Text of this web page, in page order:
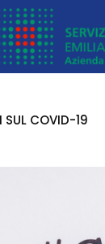
SUL COVID-19